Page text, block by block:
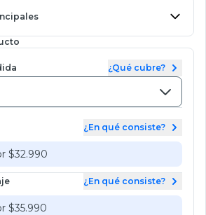
¿Qué cubre?
¿En qué consiste?
$32.990
¿En qué consiste?
$35.990